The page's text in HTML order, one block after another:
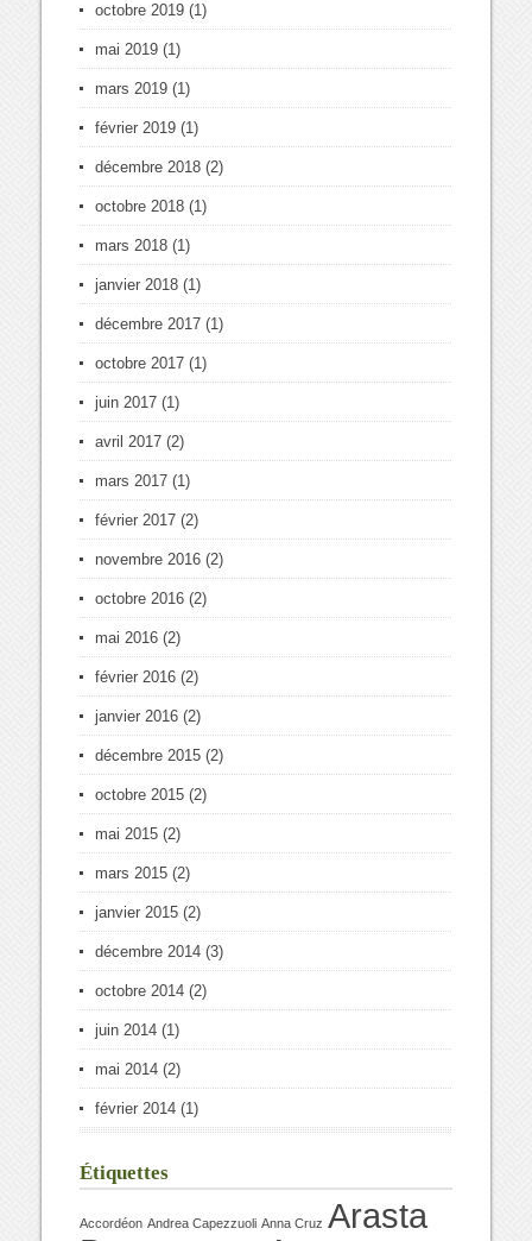
octobre 2019 (1)
mai 2019 (1)
mars 2019 (1)
février 2019 (1)
décembre 2018 (2)
octobre 2018 (1)
mars 2018 (1)
janvier 2018 (1)
décembre 2017 (1)
octobre 2017 (1)
juin 2017 (1)
avril 2017 (2)
mars 2017 (1)
février 2017 (2)
novembre 2016 (2)
octobre 2016 (2)
mai 2016 (2)
février 2016 (2)
janvier 2016 (2)
décembre 2015 (2)
octobre 2015 (2)
mai 2015 (2)
mars 2015 (2)
janvier 2015 (2)
décembre 2014 (3)
octobre 2014 (2)
juin 2014 (1)
mai 2014 (2)
février 2014 (1)
Étiquettes
Accordéon Andrea Capezzuoli Anna Cruz Arasta